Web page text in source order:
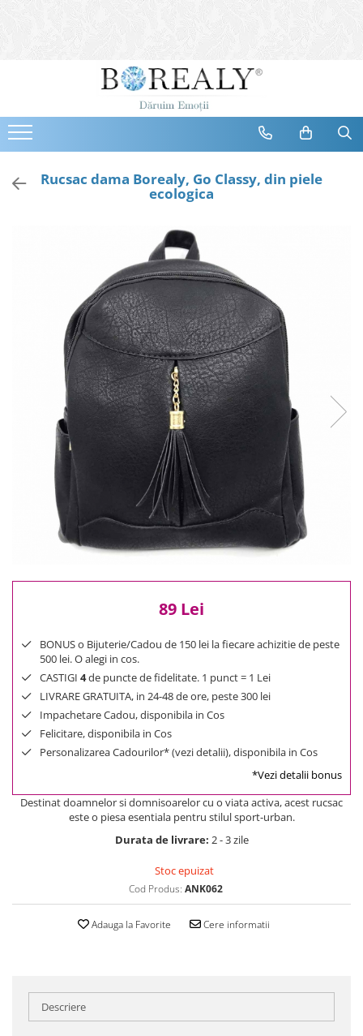
Bijuterii
Cercei
Bratari
Coliere
Bijuterii Femei
Bijuterii Copii
Bijuterii Mirese
Cele mai noi
Cele mai vandute
Cele mai votate
Cu video
0 Lei - 100 Lei
100 Lei - 200 Lei
200 Lei - 300 Lei
Rucsac dama Borealy, Go Classy, din piele
ecologica
89 Lei
BONUS o Bijuterie/Cadou de 150 lei la fiecare achizitie de peste
500 lei. O alegi in cos.
CASTIGI 4de puncte de fidelitate. 1 punct = 1 Lei
LIVRARE GRATUITA, in 24-48 de ore, peste 300 lei
Impachetare Cadou, disponibila in Cos
Felicitare, disponibila in Cos
Personalizarea Cadourilor* (vezi detalii), disponibila in Cos
*Vezi detalii bonus
Destinat doamnelor si domnisoarelor cu o viata activa, acest rucsac
este o piesa esentiala pentru stilul sport-urban.
Durata de livrare: 2 - 3 zile
Stoc epuizat
Cod Produs: ANK062
Adauga la Favorite Cere informatii
Descriere